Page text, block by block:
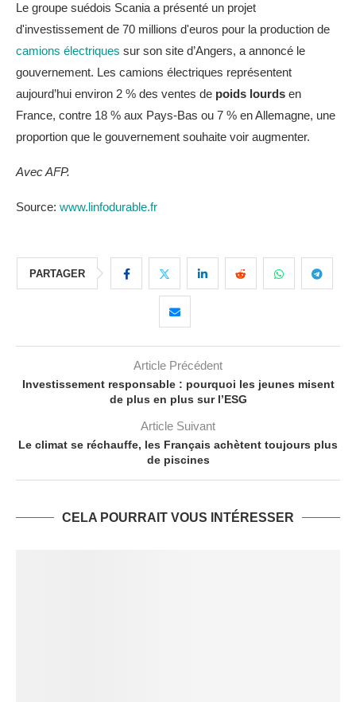
Le groupe suédois Scania a présenté un projet
d'investissement de 70 millions d'euros pour la production de
camions électriques sur son site d’Angers, a annoncé le
gouvernement. Les camions électriques représentent
aujourd’hui environ 2 % des ventes de poids lourds en
France, contre 18 % aux Pays-Bas ou 7 % en Allemagne, une
proportion que le gouvernement souhaite voir augmenter.
Avec AFP.
Source: www.linfodurable.fr
PARTAGER
Article Précédent
Investissement responsable : pourquoi les jeunes misent
de plus en plus sur l’ESG
Article Suivant
Le climat se réchauffe, les Français achètent toujours plus
de piscines
CELA POURRAIT VOUS INTÉRESSER